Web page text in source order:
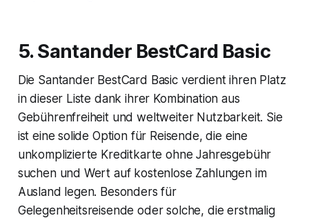
5. Santander BestCard Basic
Die Santander BestCard Basic verdient ihren Platz
in dieser Liste dank ihrer Kombination aus
Gebührenfreiheit und weltweiter Nutzbarkeit. Sie
ist eine solide Option für Reisende, die eine
unkomplizierte Kreditkarte ohne Jahresgebühr
suchen und Wert auf kostenlose Zahlungen im
Ausland legen. Besonders für
Gelegenheitsreisende oder solche, die erstmalig